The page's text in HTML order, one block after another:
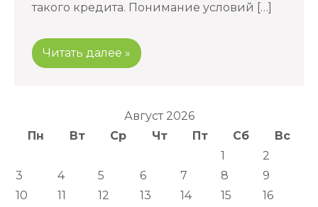
такого кредита. Понимание условий […]
Читать далее »
Август 2026
Пн
Вт Ср Чт Пт Сб
Вс
1
2
3
4 5 6 7 8
9
10
11 12 13 14 15
16